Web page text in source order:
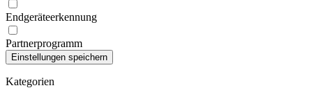
Endgeräteerkennung
Partnerprogramm
Kategorien